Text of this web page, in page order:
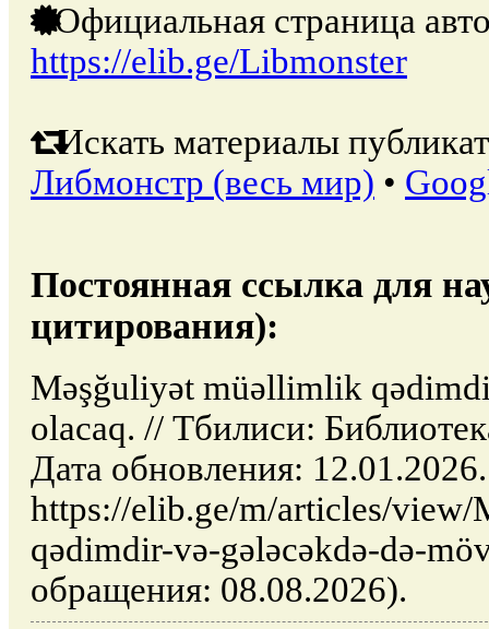
Официальная страница
https://elib.ge/Libmonster
Искать материалы
Либмонстр (весь мир) •
Постоянная ссылка для
цитирования):
Məşğuliyət müəllimlik
olacaq. // Тбилиси:
Дата обновления:
https://elib.ge/m/articles/
qədimdir-və-gələcəkdə-də-
обращения: 08.08.2026).